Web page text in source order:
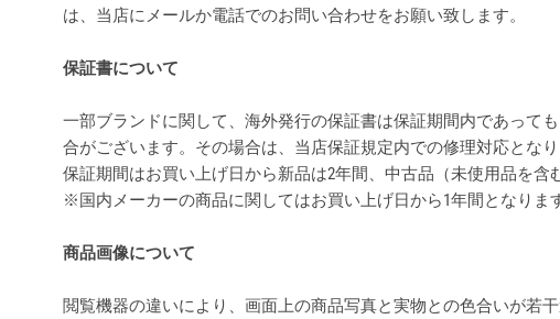
は、当店にメールか電話でのお問い合わせをお願い致します。
保証書について
一部ブランドに関して、海外発行の保証書は保証期間内であって
合がございます。その場合は、当店保証規定内での修理対応とな
保証期間はお買い上げ日から新品は2年間、中古品（未使用品を含
※国内メーカーの商品に関してはお買い上げ日から1年間となりま
商品画像について
閲覧機器の違いにより、画面上の商品写真と実物との色合いが若